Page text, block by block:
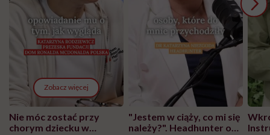
Zobacz więcej
Nie móc zostać przy
chorym dziecku w
"Jestem w ciąży, co mi się
należy?". Headhunter o